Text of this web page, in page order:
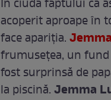
În ciuda faptului că
acoperit aproape în
face apariția.
frumusețea, un fund
fost surprinsă de
la piscină.Jemma